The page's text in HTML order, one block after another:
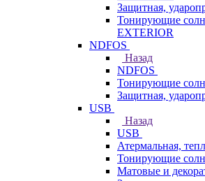
Защитная,
Тонирующие
EXTERIOR
NDFOS
Назад
NDFOS
Тонирующие
Защитная,
USB
Назад
USB
Атермальная,
Тонирующие
Матовые и